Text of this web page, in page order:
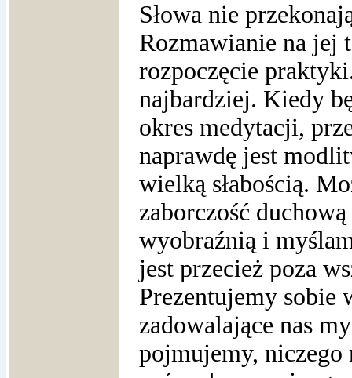
Słowa nie
Rozmawianie na jej
rozpoczęcie
najbardziej. Kiedy
okres medytacji,
naprawdę jest
wielką słabością.
zaborczość
wyobraźnią i
jest przecież poza
Prezentujemy sobie
zadowalające nas
pojmujemy, niczego